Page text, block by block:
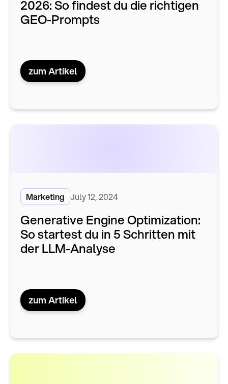
2026: So findest du die richtigen
GEO-Prompts
zum Artikel
Marketing July 12, 2024
Generative Engine Optimization:
So startest du in 5 Schritten mit
der LLM-Analyse
zum Artikel